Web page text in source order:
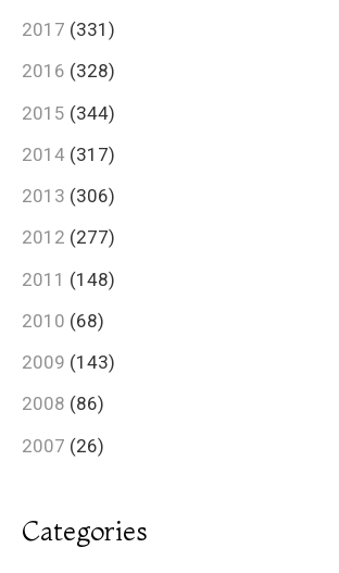
2017 (331)
2016 (328)
2015 (344)
2014 (317)
2013 (306)
2012 (277)
2011 (148)
2010 (68)
2009 (143)
2008 (86)
2007 (26)
Categories